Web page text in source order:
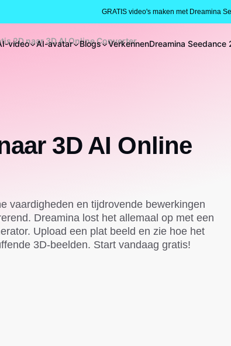
GRATIS video's maken met Dreamina
video AI-avatar Blogs VerkennenDreamina Seedance
2D naar 3D AI Online Converter
3D AI Online
vaardigheden en tijdrovende bewerkingen
Dreamina lost het allemaal op met een
Upload een plat beeld en zie hoe het
3D-beelden. Start vandaag gratis!